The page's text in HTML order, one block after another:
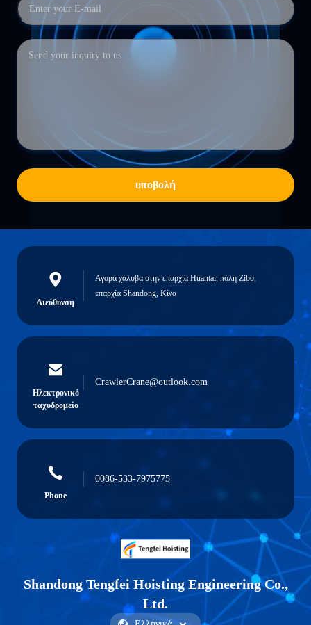
υποβολή
Διεύθυνση
Αγορά χάλυβα στην επαρχία Huantai, πόλη Zibo,
επαρχία Shandong, Κίνα
Ηλεκτρονικό
ταχυδρομείο
CrawlerCrane@outlook.com
Phone
0086-533-7975775
Shandong Tengfei Hoisting Engineering Co.,
Ltd.